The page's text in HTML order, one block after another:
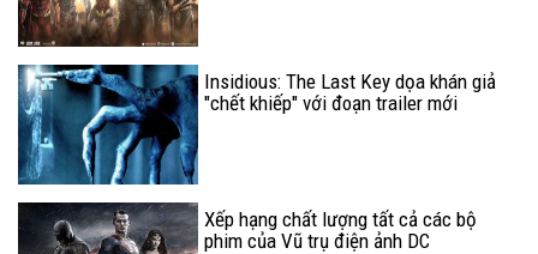
Insidious: The Last Key dọa khán giả
"chết khiếp" với đoạn trailer mới
Xếp hạng chất lượng tất cả các bộ
phim của Vũ trụ điện ảnh DC